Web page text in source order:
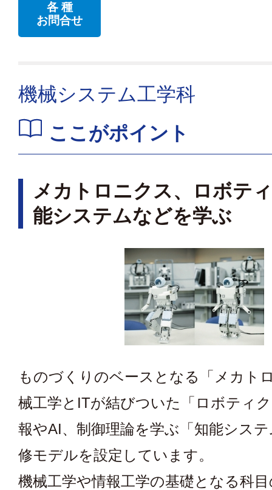
各 種
お問合せ
機械システム工学科
ここがポイント
メカトロニクス、ロボテ
能システムなどを学ぶ
ものづくりのベースとなる「メカト
械工学とITが結びついた「ロボティ
報やAI、制御理論を学ぶ「知能シス
修モデルを設定しています。
機械工学や情報工学の基礎となる科